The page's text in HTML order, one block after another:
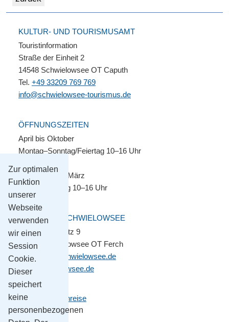
Zur optimalen
Funktion
unserer
Webseite
verwenden
wir einen
Session
Cookie.
Dieser
speichert
keine
personenbezogenen
KULTUR- UND TOURISMUSAMT
Touristinformation
Straße der Einheit 2
14548 Schwielowsee OT Caputh
Tel. +49 33209 769 769
info@schwielowsee-tourismus.de
ÖFFNUNGSZEITEN
April bis Oktober
Montag–Sonntag/Feiertag 10–16 Uhr
November bis März
Montag–Freitag 10–16 Uhr
GEMEINDE SCHWIELOWSEE
Potsdamer Platz 9
14548 Schwielowsee OT Ferch
gemeinde@schwielowsee.de
www.schwielowsee.de
Kontakt & Anreise
Impressum